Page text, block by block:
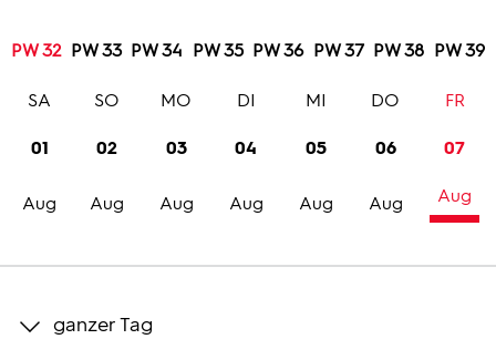
Programm
Trailer
Bilder
PW 32 PW 33 PW 34 PW 35 PW 36 PW 37 PW 38 PW 39
01
Aug
SA
02
Aug
SO
03
Aug
MO
04
Aug
DI
05
Aug
MI
06
Aug
DO
07
Aug
FR
ganzer Tag